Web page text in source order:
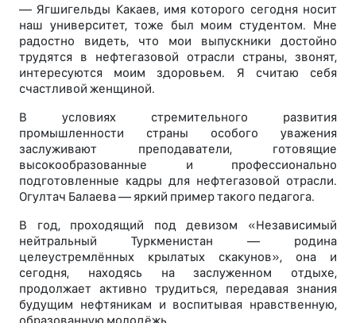
— Ягшигельды Какаев, имя которого сегодня носит
наш университет, тоже был моим студентом. Мне
радостно видеть, что мои выпускники достойно
трудятся в нефтегазовой отрасли страны, звонят,
интересуются моим здоровьем. Я считаю себя
счастливой женщиной.
В условиях стремительного развития
промышленности страны особого уважения
заслуживают преподаватели, готовящие
высокообразованные и профессионально
подготовленные кадры для нефтегазовой отрасли.
Огултач Балаева — яркий пример такого педагога.
В год, проходящий под девизом «Независимый
нейтральный Туркменистан — родина
целеустремлённых крылатых скакунов», она и
сегодня, находясь на заслуженном отдыхе,
продолжает активно трудиться, передавая знания
будущим нефтяникам и воспитывая нравственную,